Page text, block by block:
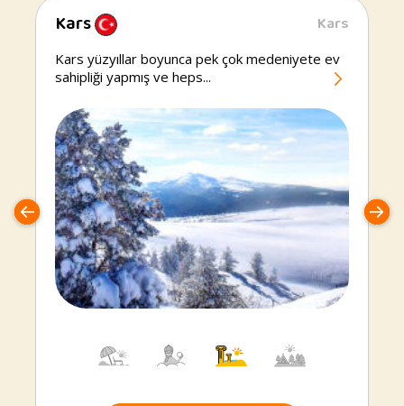
Kars
Kars Kars
Kars yüzyıllar boyunca pek çok medeniyete ev
sahipliği yapmış ve heps...